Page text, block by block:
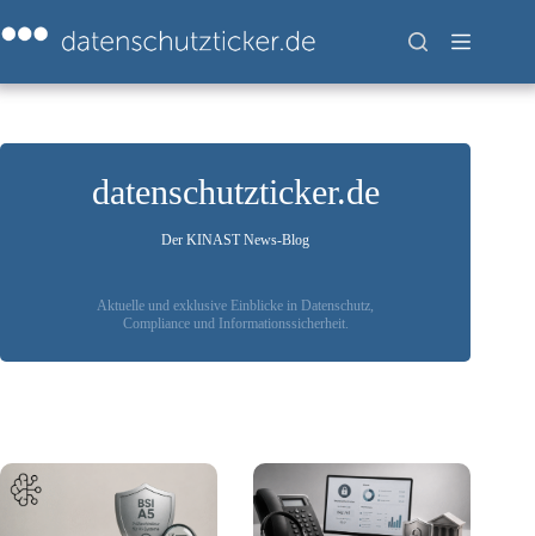
Inhalt
springen
datenschutzticker.de
Der KINAST News-Blog
Aktuelle und exklusive Einblicke in Datenschutz,
Compliance und Informationssicherheit.